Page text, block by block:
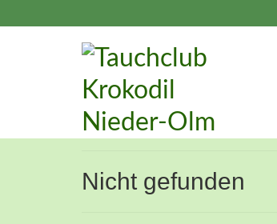
Nicht gefunden